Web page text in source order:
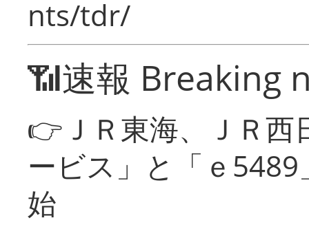
nts/tdr/
📶速報 Breaking
👉ＪＲ東海、ＪＲ
ービス」と「ｅ
始